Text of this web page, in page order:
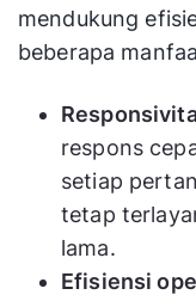
mendukung
beberapa
respons
setiap
tetap
lama.
Efisiensi